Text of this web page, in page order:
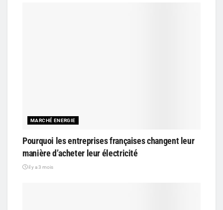
MARCHÉ ENERGIE
Pourquoi les entreprises françaises changent leur
manière d’acheter leur électricité
il y a 3 mois